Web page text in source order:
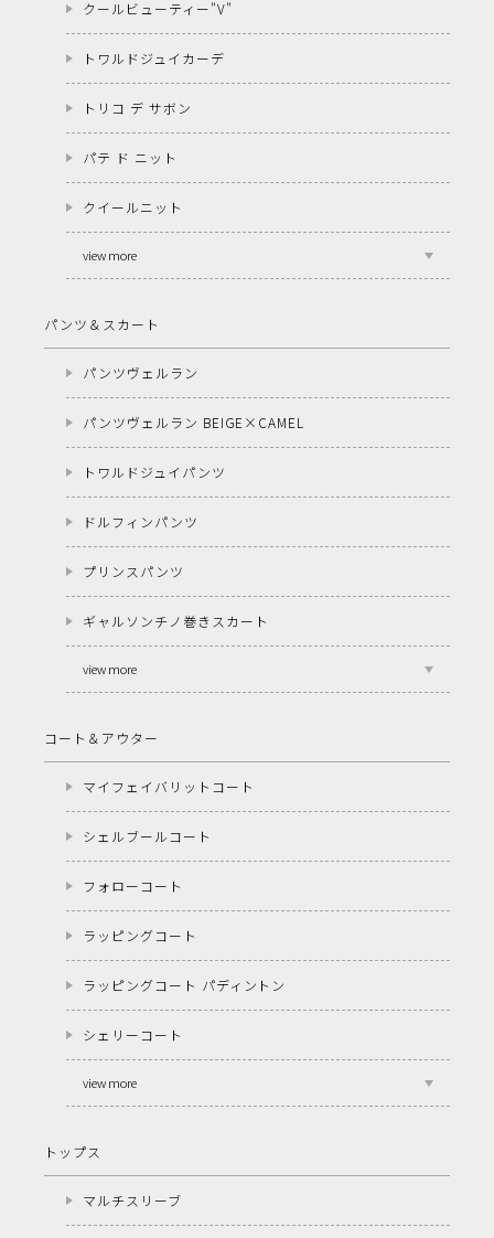
クールビューティー"V"
トワルドジュイカーデ
トリコ デ サボン
パテ ド ニット
クイールニット
view more
パンツ＆スカート
パンツヴェルラン
パンツヴェルラン BEIGE×CAMEL
トワルドジュイパンツ
ドルフィンパンツ
プリンスパンツ
ギャルソンチノ巻きスカート
view more
コート＆アウター
マイフェイバリットコート
シェルブールコート
フォローコート
ラッピングコート
ラッピングコート パディントン
シェリーコート
view more
トップス
マルチスリーブ